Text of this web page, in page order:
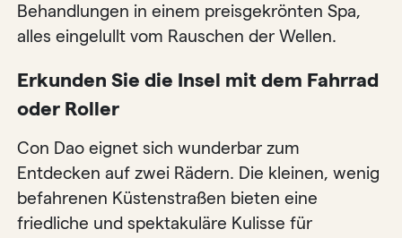
Behandlungen in einem preisgekrönten Spa,
alles eingelullt vom Rauschen der Wellen.
Erkunden Sie die Insel mit dem Fahrrad
oder Roller
Con Dao eignet sich wunderbar zum
Entdecken auf zwei Rädern. Die kleinen, wenig
befahrenen Küstenstraßen bieten eine
friedliche und spektakuläre Kulisse für